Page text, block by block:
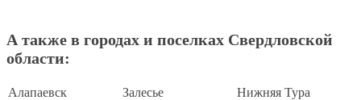
А также в городах и поселках Свердловской
области:
Алапаевск Залесье
Нижняя Тура